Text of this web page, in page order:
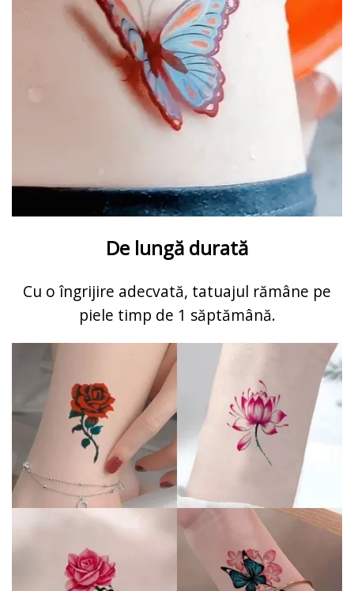
De lungă durată
Cu o îngrijire adecvată, tatuajul rămâne pe
piele timp de 1 săptămână.